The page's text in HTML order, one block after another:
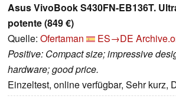
Asus VivoBook S430FN-EB136T.
potente (849 €)
Quelle: Ofertaman ES→DE
Positive: Compact size; impressive
hardware; good price.
Einzeltest, online verfügbar, Sehr kurz,